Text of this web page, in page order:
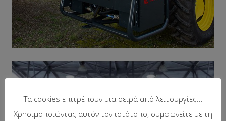
Τα cookies επιτρέπουν μια σειρά από λειτουργίες...
Χρησιμοποιώντας αυτόν τον ιστότοπο, συμφωνείτε με τη